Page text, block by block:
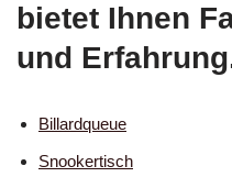
bietet Ihnen
und
Billardqueue
Snookertisch